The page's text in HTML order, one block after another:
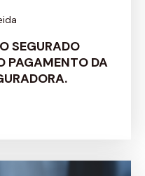
SEGURADO
PAGAMENTO DA